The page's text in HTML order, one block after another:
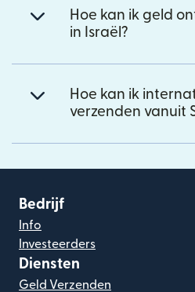
Hoe kan ik geld
in Israël?
Hoe kan ik
verzenden vanuit
Bedrijf
Info
Investeerders
Diensten
Geld Verzenden